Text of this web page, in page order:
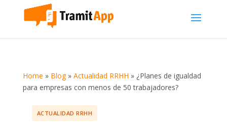
Home » Blog» Actualidad RRHH » ¿Planes de igualdad
para empresas con menos de 50 trabajadores?
ACTUALIDAD RRHH